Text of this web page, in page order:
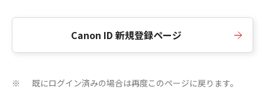
Canon ID 新規登録ページ
※ 既にログイン済みの場合は再度このページに戻ります。